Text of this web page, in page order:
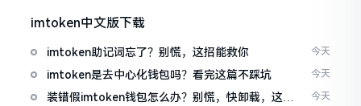
imtoken中文版下载
imtoken助记词忘了？别慌，这招能救你 今天
imtoken是去中心化钱包吗？看完这篇不踩坑 今天
装错假imtoken钱包怎么办？别慌，快卸载，这几
今天